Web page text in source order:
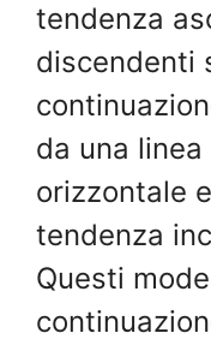
tendenza
discendenti
da una
orizzontale
tendenza
Questi